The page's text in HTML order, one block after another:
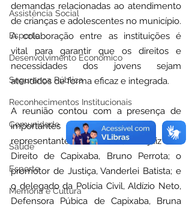
Assistência Social
Esporte
Desenvolvimento Econômico
Segurança Pública
Reconhecimentos Institucionais
Comunidade
Saúde
Esporte
Memória e Cultura
demandas relacionadas ao atendimento
de crianças e adolescentes no município.
A colaboração entre as instituições é
vital para garantir que os direitos e
necessidades dos jovens sejam
atendidos de forma eficaz e integrada.
A reunião contou com a presença de
importantes autoridades e
representantes, incluindo, o juiz de
Direito de Capixaba, Bruno Perrota; o
promotor de Justiça, Vanderlei Batista; e
o delegado da Polícia Civil, Aldízio Neto,
Defensora Púbica de Capixaba, Bruna